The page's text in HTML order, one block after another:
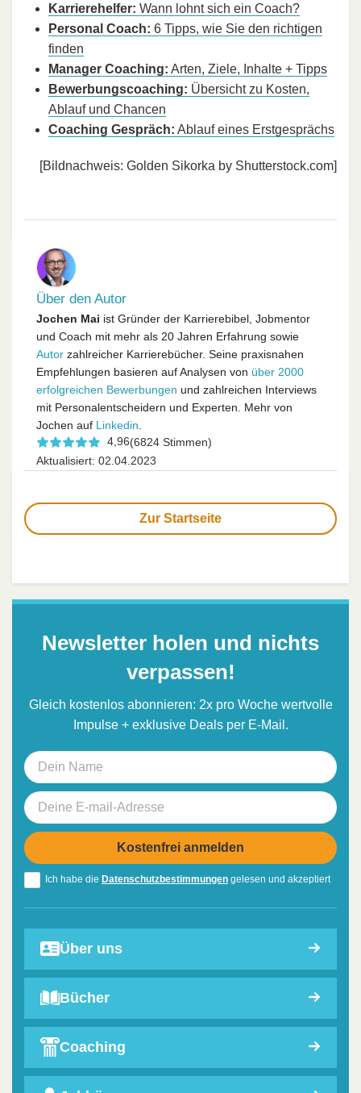
Karrierehelfer: Wann lohnt sich ein Coach?
Personal Coach: 6 Tipps, wie Sie den richtigen
finden
Manager Coaching: Arten, Ziele, Inhalte + Tipps
Bewerbungscoaching: Übersicht zu Kosten,
Ablauf und Chancen
Coaching Gespräch: Ablauf eines Erstgesprächs
[Bildnachweis: Golden Sikorka by Shutterstock.com]
Über den Autor
Jochen Mai ist Gründer der Karrierebibel, Jobmentor
und Coach mit mehr als 20 Jahren Erfahrung sowie
Autor zahlreicher Karrierebücher. Seine praxisnahen
Empfehlungen basieren auf Analysen von über 2000
erfolgreichen Bewerbungen und zahlreichen Interviews
mit Personalentscheidern und Experten. Mehr von
Jochen auf Linkedin
4,96(6824 Stimmen)
Aktualisiert: 02.04.2023
Zur Startseite
Newsletter holen und nichts
verpassen!
Gleich kostenlos abonnieren: 2x pro Woche wertvolle
Impulse + exklusive Deals per E-Mail.
Ich habe die Datenschutzbestimmungen gelesen und akzeptiert
Über uns
Bücher
Coaching